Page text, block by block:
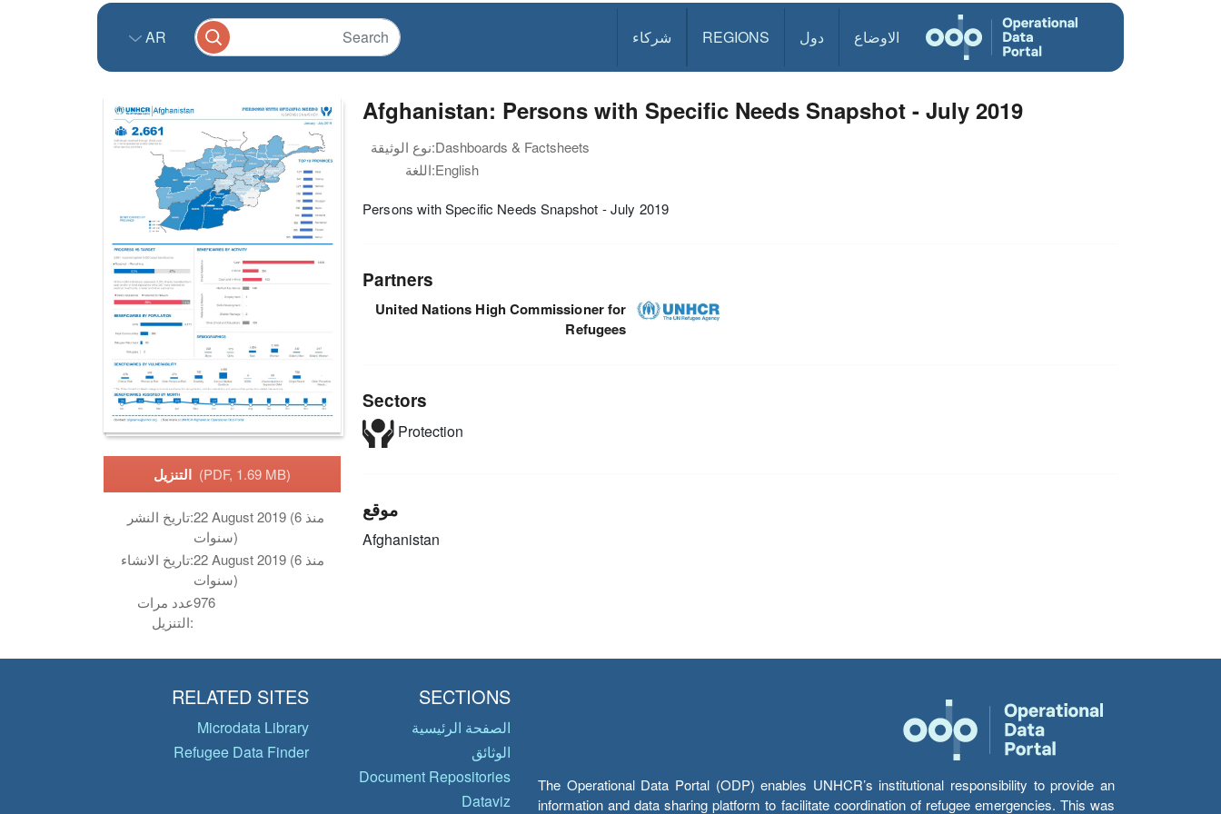
الاوضاع دول REGIONS شركاء AR
(PDF, 1.69 MB)
تاريخ النشر:22 August 2019 (منذ 6
سنوات)
تاريخ الانشاء:22 August 2019 (منذ 6
سنوات)
عدد مرات
التنزيل:
976
Afghanistan: Persons with Specific Needs Snapshot - July 2019
نوع الوثيقة:Dashboards & Factsheets
اللغة:English
Persons with Specific Needs Snapshot - July 2019
Partners
United Nations High Commissioner for
Refugees
Sectors
Protection
موقع
Afghanistan
The Operational Data Portal (ODP) enables UNHCR’s institutional responsibility to provide an
information and data sharing platform to facilitate coordination of refugee emergencies. This was
SECTIONS
الصفحة الرئيسية
الوثائق
Document Repositories
Dataviz
RELATED SITES
Microdata Library
Refugee Data Finder